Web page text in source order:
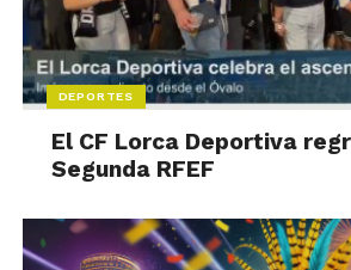
DEPORTES
El CF Lorca Deportiva
Segunda RFEF